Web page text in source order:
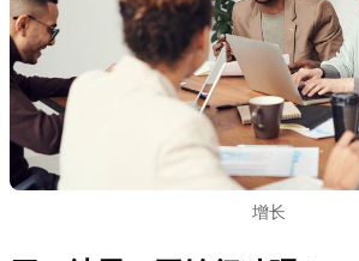
增长